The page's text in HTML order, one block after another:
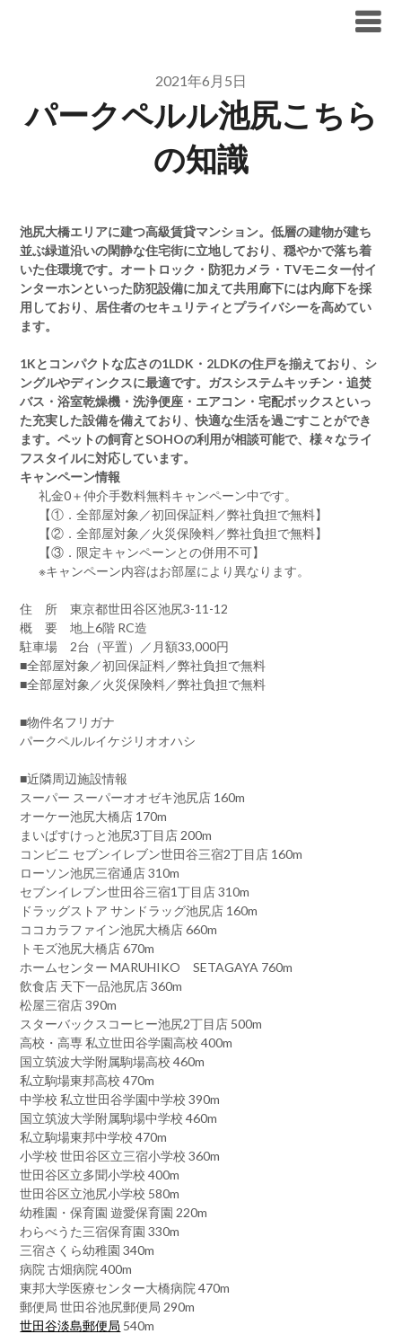
2021年6月5日
パークペルル池尻こちら
の知識
池尻大橋エリアに建つ高級賃貸マンション。低層の建物が建ち
並ぶ緑道沿いの閑静な住宅街に立地しており、穏やかで落ち着
いた住環境です。オートロック・防犯カメラ・TVモニター付イ
ンターホンといった防犯設備に加えて共用廊下には内廊下を採
用しており、居住者のセキュリティとプライバシーを高めてい
ます。
1Kとコンパクトな広さの1LDK・2LDKの住戸を揃えており、シ
ングルやディンクスに最適です。ガスシステムキッチン・追焚
バス・浴室乾燥機・洗浄便座・エアコン・宅配ボックスといっ
た充実した設備を備えており、快適な生活を過ごすことができ
ます。ペットの飼育とSOHOの利用が相談可能で、様々なライ
フスタイルに対応しています。
キャンペーン情報
礼金0＋仲介手数料無料キャンペーン中です。
【①．全部屋対象／初回保証料／弊社負担で無料】
【②．全部屋対象／火災保険料／弊社負担で無料】
【③．限定キャンペーンとの併用不可】
※キャンペーン内容はお部屋により異なります。
住 所 東京都世田谷区池尻3-11-12
概 要 地上6階 RC造
駐車場 2台（平置）／月額33,000円
■全部屋対象／初回保証料／弊社負担で無料
■全部屋対象／火災保険料／弊社負担で無料
■物件名フリガナ
パークペルルイケジリオオハシ
■近隣周辺施設情報
スーパー スーパーオオゼキ池尻店 160m
オーケー池尻大橋店 170m
まいばすけっと池尻3丁目店 200m
コンビニ セブンイレブン世田谷三宿2丁目店 160m
ローソン池尻三宿通店 310m
セブンイレブン世田谷三宿1丁目店 310m
ドラッグストア サンドラッグ池尻店 160m
ココカラファイン池尻大橋店 660m
トモズ池尻大橋店 670m
ホームセンター MARUHIKO SETAGAYA 760m
飲食店 天下一品池尻店 360m
松屋三宿店 390m
スターバックスコーヒー池尻2丁目店 500m
高校・高専 私立世田谷学園高校 400m
国立筑波大学附属駒場高校 460m
私立駒場東邦高校 470m
中学校 私立世田谷学園中学校 390m
国立筑波大学附属駒場中学校 460m
私立駒場東邦中学校 470m
小学校 世田谷区立三宿小学校 360m
世田谷区立多聞小学校 400m
世田谷区立池尻小学校 580m
幼稚園・保育園 遊愛保育園 220m
わらべうた三宿保育園 330m
三宿さくら幼稚園 340m
病院 古畑病院 400m
東邦大学医療センター大橋病院 470m
郵便局 世田谷池尻郵便局 290m
世田谷淡島郵便局 540m